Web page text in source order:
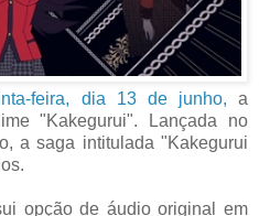
feira, dia 13 de junho, a
"Kakegurui". Lançada no
a saga intitulada "Kakegurui
opção de áudio original em